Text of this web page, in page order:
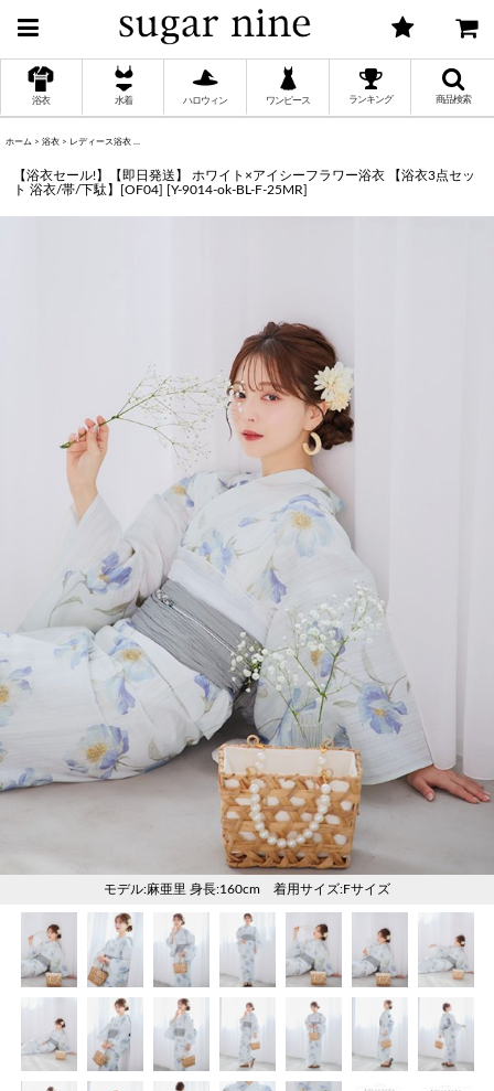
浴衣 水着 ハロウィン ワンピース ランキング 商品検索
ホーム > 浴衣 > レディース浴衣
【浴衣セール!】【即日発送】 ホワイト×アイシーフラワー浴衣 【浴衣3点セッ
ト 浴衣/帯/下駄】[OF04] [Y-9014-ok-BL-F-25MR]